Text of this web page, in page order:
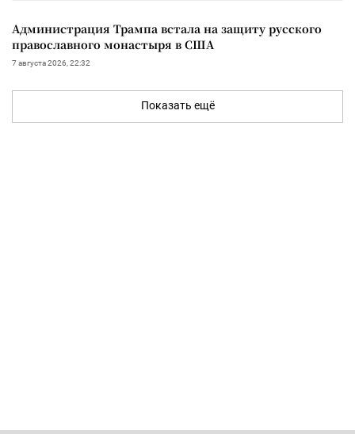
Администрация Трампа встала на защиту русского
православного монастыря в США
7 августа 2026, 22:32
Показать ещё